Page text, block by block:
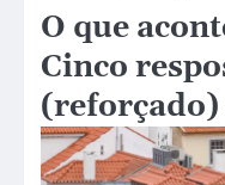
O que
Cinco
(reforçado)